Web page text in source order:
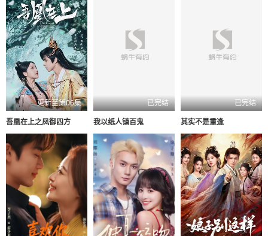
更新至第06集
吾凰在上之凤御四方
已完结
我以纸人镇百鬼
已完结
其实不是重逢